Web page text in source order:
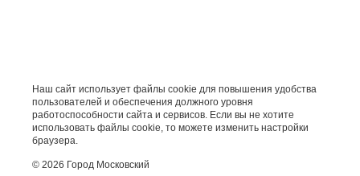
Наш сайт использует файлы cookie для повышения удобства
пользователей и обеспечения должного уровня
работоспособности сайта и сервисов. Если вы не хотите
использовать файлы cookie, то можете изменить настройки
браузера.
© 2026 Город Московский